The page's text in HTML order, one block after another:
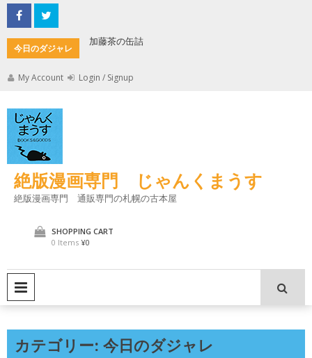
Skip
to
content
今日のダジャレ
加藤茶の缶詰
My Account Login / Signup
絶版漫画専門 じゃんくまうす
絶版漫画専門 通販専門の札幌の古本屋
SHOPPING CART
0 Items ¥0
カテゴリー: 今日のダジャレ